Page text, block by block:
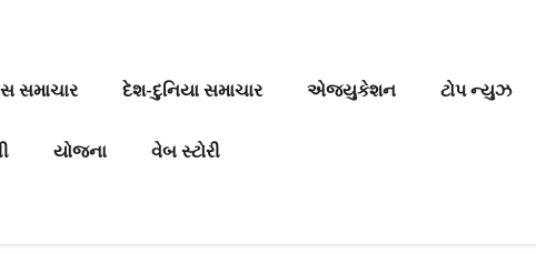
સમાચાર દેશ-દુનિયા સમાચાર એજ્યુકેશન ટોપ ન્યુઝ
યોજના વેબ સ્ટોરી